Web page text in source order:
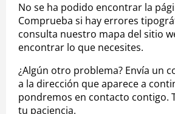
No se ha podido encontrar la
Comprueba si hay errores
consulta nuestro mapa del sitio
encontrar lo que necesites.
¿Algún otro problema? Envía un
a la dirección que aparece a
pondremos en contacto contigo.
tu paciencia.